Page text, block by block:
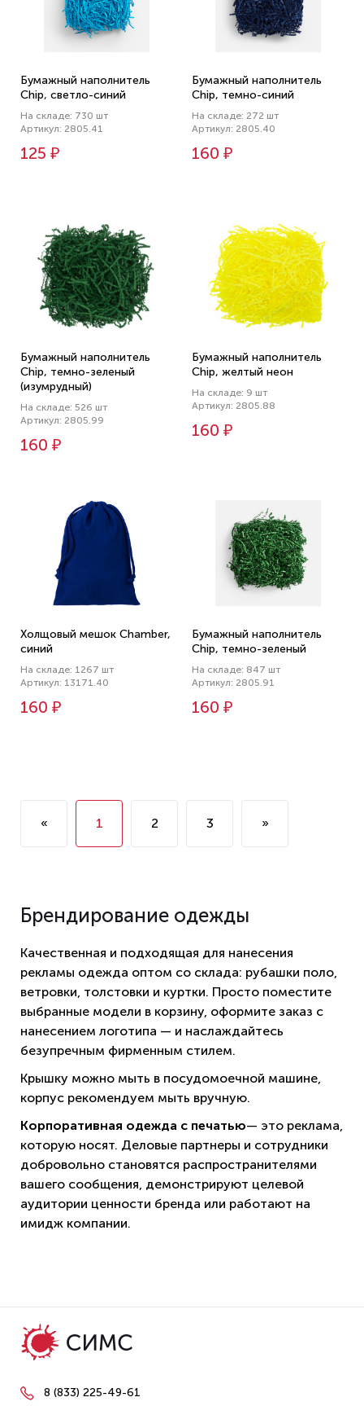
Бумажный наполнитель
Chip, светло-синий
На складе: 730 шт
Артикул: 2805.41
125 ₽
Бумажный наполнитель
Chip, темно-синий
На складе: 272 шт
Артикул: 2805.40
160 ₽
Бумажный наполнитель
Chip, темно-зеленый
(изумрудный)
На складе: 526 шт
Артикул: 2805.99
160 ₽
Бумажный наполнитель
Chip, желтый неон
На складе: 9 шт
Артикул: 2805.88
160 ₽
Холщовый мешок Chamber,
синий
На складе: 1267 шт
Артикул: 13171.40
160 ₽
Бумажный наполнитель
Chip, темно-зеленый
На складе: 847 шт
Артикул: 2805.91
160 ₽
« 1 2 3 »
Брендирование одежды
Качественная и подходящая для нанесения
рекламы одежда оптом со склада: рубашки поло,
ветровки, толстовки и куртки. Просто поместите
выбранные модели в корзину, оформите заказ с
нанесением логотипа — и наслаждайтесь
безупречным фирменным стилем.
Крышку можно мыть в посудомоечной машине,
корпус рекомендуем мыть вручную.
Корпоративная одежда с печатью— это реклама,
которую носят. Деловые партнеры и сотрудники
добровольно становятся распространителями
вашего сообщения, демонстрируют целевой
аудитории ценности бренда или работают на
имидж компании.
8 (833) 225-49-61